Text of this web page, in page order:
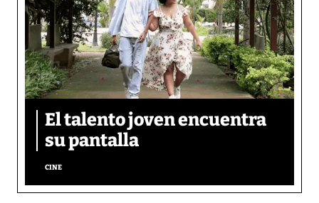
El talento joven encuentra
su pantalla​
CINE